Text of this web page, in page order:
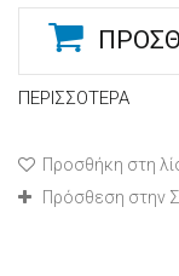
ΠΕΡΙΣΣΌΤΕΡΑ
Προσθήκη στη
Πρόσθεση στην